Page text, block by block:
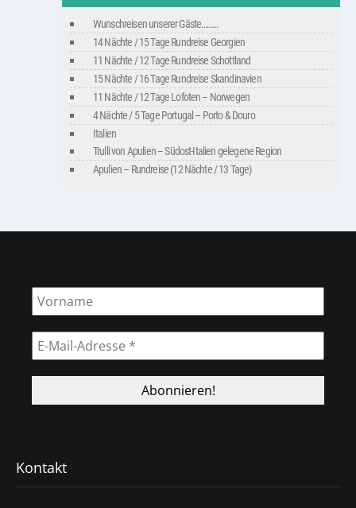
Wunschreisen unserer Gäste………
14 Nächte / 15 Tage Rundreise Georgien
11 Nächte / 12 Tage Rundreise Schottland
15 Nächte / 16 Tage Rundreise Skandinavien
11 Nächte / 12 Tage Lofoten – Norwegen
4 Nächte / 5 Tage Portugal – Porto & Douro
Italien
Trulli von Apulien – Südost-Italien gelegene Region
Apulien – Rundreise (12 Nächte / 13 Tage)
Kontakt